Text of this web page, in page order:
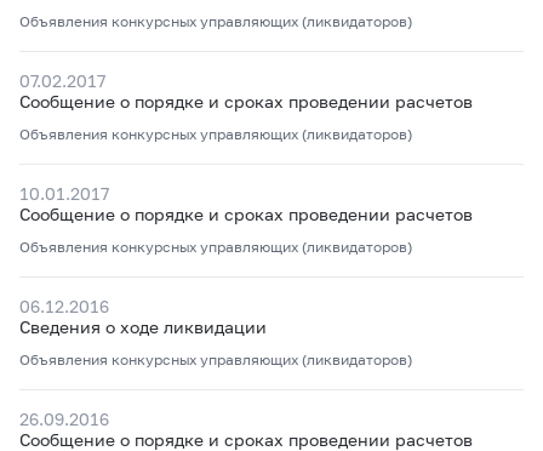
Объявления конкурсных управляющих (ликвидаторов)
07.02.2017
Сообщение о порядке и сроках проведении расчетов
Объявления конкурсных управляющих (ликвидаторов)
10.01.2017
Сообщение о порядке и сроках проведении расчетов
Объявления конкурсных управляющих (ликвидаторов)
06.12.2016
Сведения о ходе ликвидации
Объявления конкурсных управляющих (ликвидаторов)
26.09.2016
Сообщение о порядке и сроках проведении расчетов